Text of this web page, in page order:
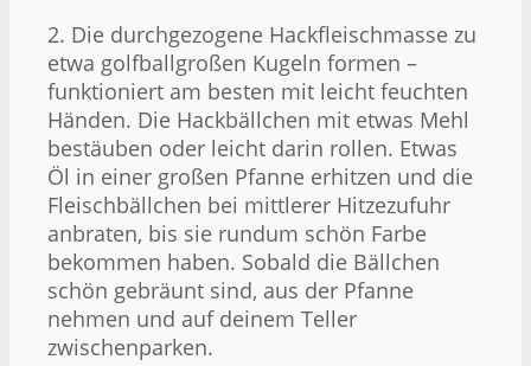
2. Die durchgezogene Hackfleischmasse zu
etwa golfballgroßen Kugeln formen –
funktioniert am besten mit leicht feuchten
Händen. Die Hackbällchen mit etwas Mehl
bestäuben oder leicht darin rollen. Etwas
Öl in einer großen Pfanne erhitzen und die
Fleischbällchen bei mittlerer Hitzezufuhr
anbraten, bis sie rundum schön Farbe
bekommen haben. Sobald die Bällchen
schön gebräunt sind, aus der Pfanne
nehmen und auf deinem Teller
zwischenparken.